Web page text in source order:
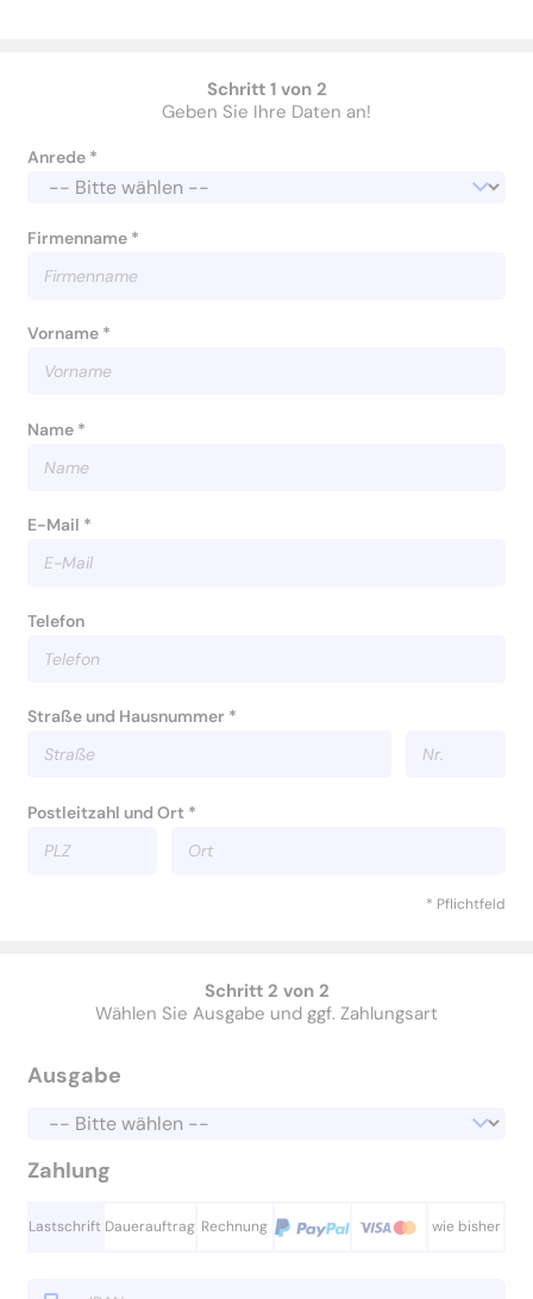
Schritt 1 von 2
Geben Sie Ihre Daten an!
Anrede *
Firmenname *
Vorname *
Name *
E-Mail *
Telefon
Straße und Hausnummer *
Postleitzahl und Ort *
* Pflichtfeld
Schritt 2 von 2
Wählen Sie Ausgabe und ggf. Zahlungsart
Ausgabe
Zahlung
Lastschrift Dauerauftrag Rechnung wie bisher